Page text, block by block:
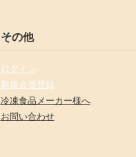
その他
ログイン
新規会員登録
冷凍食品メーカー様へ
お問い合わせ